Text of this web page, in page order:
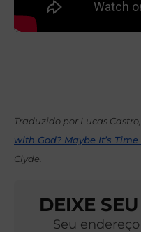
Traduzido por Lucas
with God? Maybe It’s
Clyde.
DEIXE
Seu